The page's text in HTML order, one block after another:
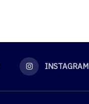
INSTAGRAM